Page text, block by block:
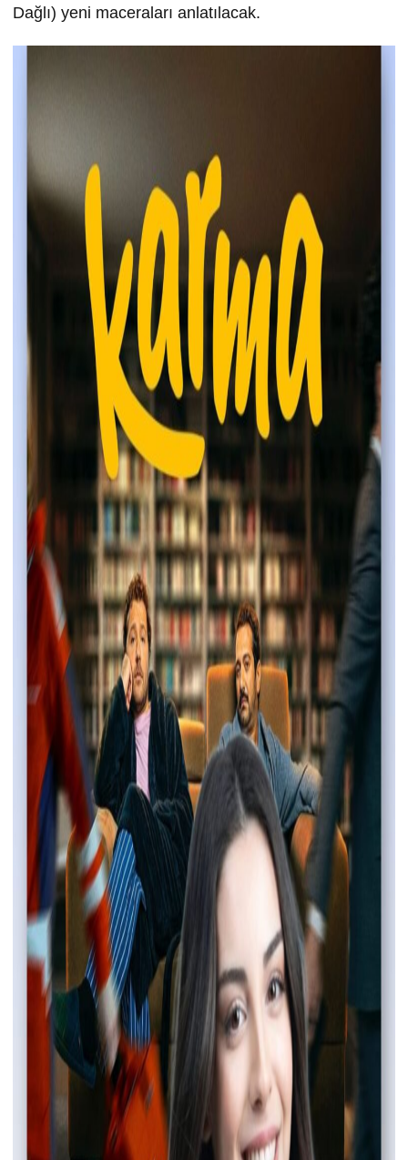
Dağlı) yeni maceraları anlatılacak.